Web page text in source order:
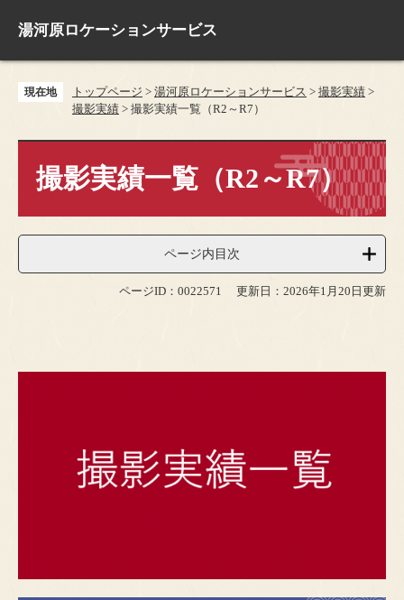
の
ー
湯河原ロケーションサービス
現在地 トップページ > 湯河原ロケーションサービス > 撮影実績 >
撮影実績 > 撮影実績一覧（R2～R7）
撮影実績一覧（R2～R7）
ページ内目次
ページID：0022571 更新日：2026年1月20日更新